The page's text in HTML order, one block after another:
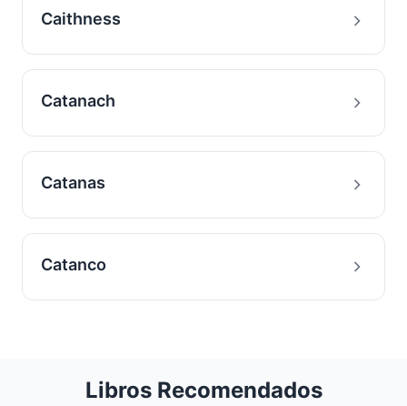
Caithness
Catanach
Catanas
Catanco
Libros Recomendados